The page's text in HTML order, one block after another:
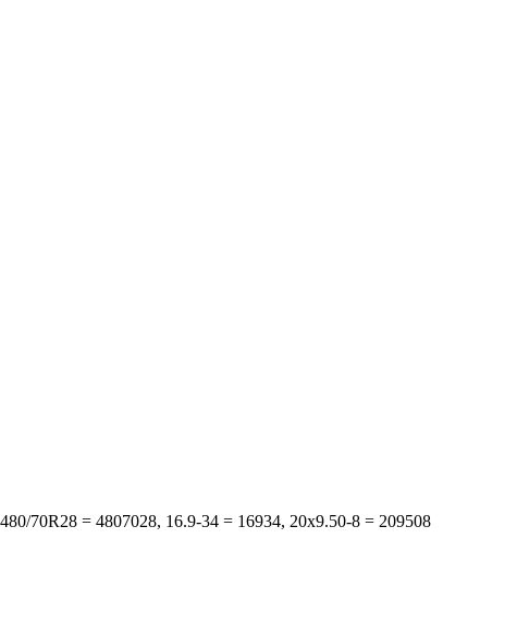
70R28 = 4807028, 16.9-34 = 16934, 20x9.50-8 = 209508